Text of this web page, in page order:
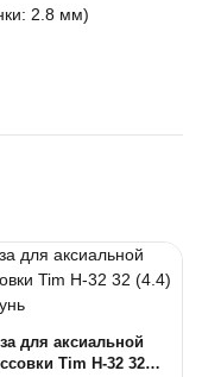
2.8 мм)
для аксиальной
Tim H-32 32